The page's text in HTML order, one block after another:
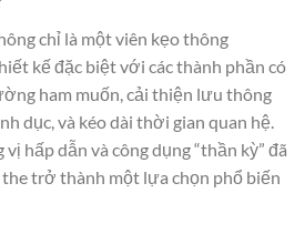
chỉ là một viên kẹo thông
kế đặc biệt với các thành phần có
ham muốn, cải thiện lưu thông
dục, và kéo dài thời gian quan hệ.
hấp dẫn và công dụng “thần kỳ” đã
trở thành một lựa chọn phổ biến